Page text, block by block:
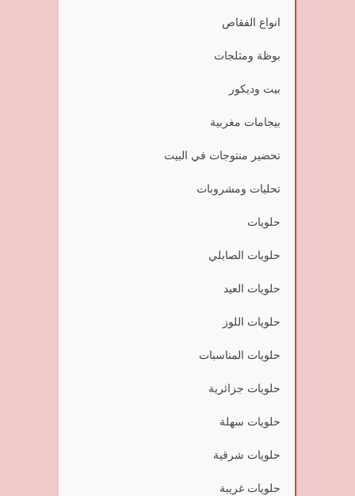
انواع الفقاص
بوظة ومثلجات
بيت وديكور
بيجامات مغربية
تحضير منتوجات في البيت
تحليات ومشروبات
حلويات
حلويات الصابلي
حلويات العيد
حلويات اللوز
حلويات المناسبات
حلويات جزائرية
حلويات سهلة
حلويات شرقية
حلويات غريبة